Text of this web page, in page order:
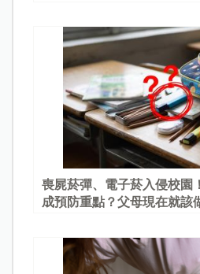
喪屍菸彈、電子菸入侵校園
成預防重點？父母現在就該